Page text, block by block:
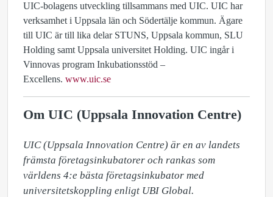
UIC-bolagens utveckling tillsammans med UIC. UIC har
verksamhet i Uppsala län och Södertälje kommun. Ägare
till UIC är till lika delar STUNS, Uppsala kommun, SLU
Holding samt Uppsala universitet Holding. UIC ingår i
Vinnovas program Inkubationsstöd –
Excellens. www.uic.se
Om UIC (Uppsala Innovation Centre)
UIC (Uppsala Innovation Centre) är en av landets
främsta företagsinkubatorer och rankas som
världens 4:e bästa företagsinkubator med
universitetskoppling enligt UBI Global.